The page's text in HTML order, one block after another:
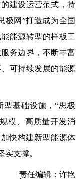
建设运营范式，持
极网”打造成为全国
能源转型的样板工
务边界，不断丰富
可持续发展的能源
基础设施，“思极
模、高质量开发消
加快构建新型能源体
实支撑。
责任编辑：许艳